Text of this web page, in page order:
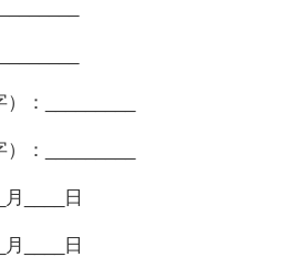
：_________
：_________
月____日
月____日